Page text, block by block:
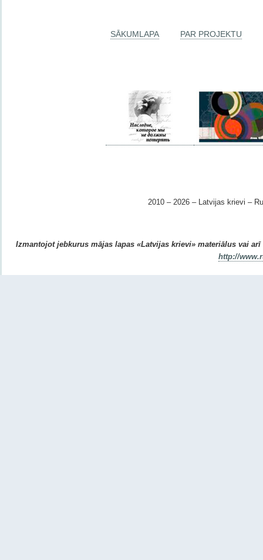
SĀKUMLAPA PAR PROJEKTU
2010 – 2026 – Latvijas krievi –
Izmantojot jebkurus mājas lapas «Latvijas krievi» materiālus vai
http://